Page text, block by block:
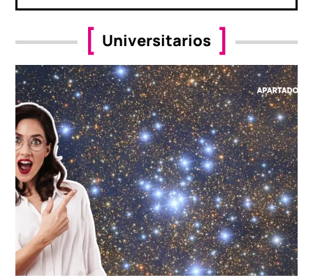
Universitarios